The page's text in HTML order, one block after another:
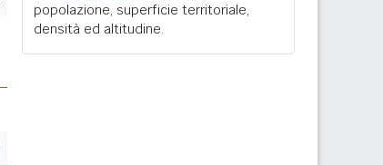
popolazione, superficie territoriale,
densità ed altitudine.